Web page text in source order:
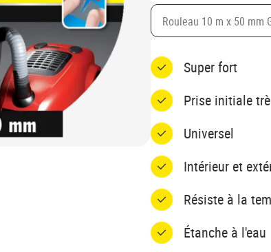
Rouleau 10 m x 50 mm
Super fort
Prise initiale
Universel
Intérieur et
Résiste à la
Étanche à l'eau